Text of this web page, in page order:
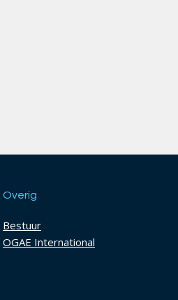
Overig
Bestuur
OGAE International